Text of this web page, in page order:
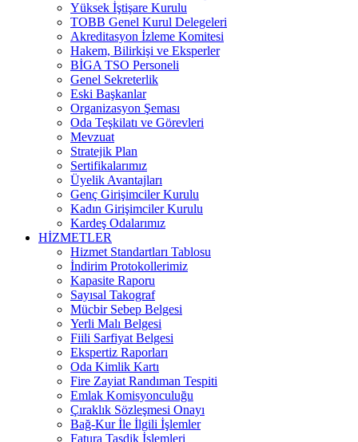
Yüksek İştişare Kurulu
TOBB Genel Kurul Delegeleri
Akreditasyon İzleme Komitesi
Hakem, Bilirkişi ve Eksperler
BİGA TSO Personeli
Genel Sekreterlik
Eski Başkanlar
Organizasyon Şeması
Oda Teşkilatı ve Görevleri
Mevzuat
Stratejik Plan
Sertifikalarımız
Üyelik Avantajları
Genç Girişimciler Kurulu
Kadın Girişimciler Kurulu
Kardeş Odalarımız
HİZMETLER
Hizmet Standartları Tablosu
İndirim Protokollerimiz
Kapasite Raporu
Sayısal Takograf
Mücbir Sebep Belgesi
Yerli Malı Belgesi
Fiili Sarfiyat Belgesi
Ekspertiz Raporları
Oda Kimlik Kartı
Fire Zayiat Randıman Tespiti
Emlak Komisyonculuğu
Çıraklık Sözleşmesi Onayı
Bağ-Kur İle İlgili İşlemler
Fatura Tasdik İşlemleri